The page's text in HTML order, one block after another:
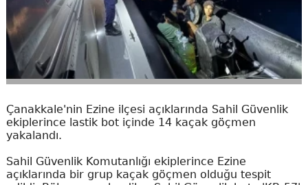
Çanakkale'nin Ezine ilçesi açıklarında Sahil Güvenlik
ekiplerince lastik bot içinde 14 kaçak göçmen
yakalandı.
Sahil Güvenlik Komutanlığı ekiplerince Ezine
açıklarında bir grup kaçak göçmen olduğu tespit